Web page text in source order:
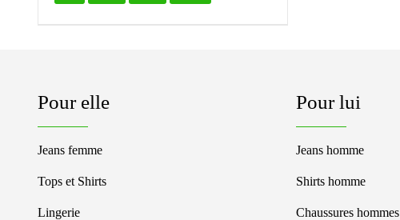
Pour elle
Jeans femme
Tops et Shirts
Lingerie
Pour lui
Jeans homme
Shirts homme
Chaussures hommes